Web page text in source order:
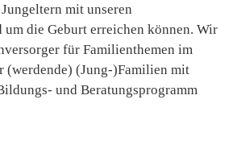
mit unseren
um die Geburt erreichen können. Wir
für Familienthemen im
(werdende) (Jung-)Familien mit
und Beratungsprogramm